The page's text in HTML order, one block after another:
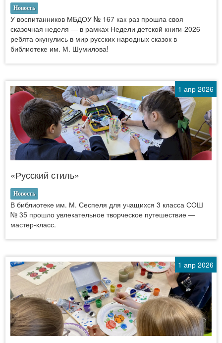
Новость
У воспитанников МБДОУ № 167 как раз прошла своя
сказочная неделя — в рамках Недели детской книги‑2026
ребята окунулись в мир русских народных сказок в
библиотеке им. М. Шумилова!
1 апр 2026
«Русский стиль»
Новость
В библиотеке им. М. Сеспеля для учащихся 3 класса СОШ
№ 35 прошло увлекательное творческое путешествие —
мастер-класс.
1 апр 2026